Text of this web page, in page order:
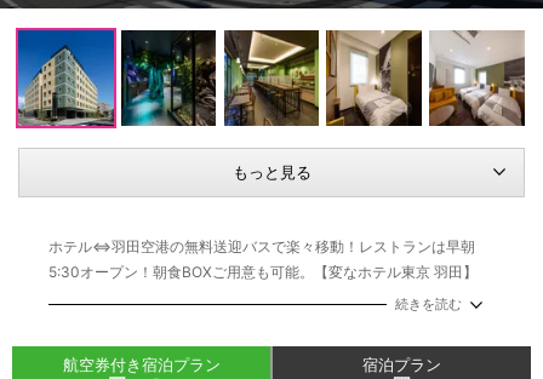
もっと見る
ホテル⇔羽田空港の無料送迎バスで楽々移動！レストランは早朝
5:30オープン！朝食BOXご用意も可能。【変なホテル東京 羽田】
は、世界最先端のロボット&テクノロジーを駆使して皆さまの快適な
続きを読む
航空券付き宿泊プラン 宿泊プラン